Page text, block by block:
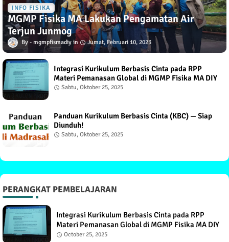
INFO FISIKA
MGMP Fisika MA Lakukan Pengamatan Air
Terjun Junmog
mgmpfismadiy Jumat, Februari 10, 2023
Integrasi Kurikulum Berbasis Cinta pada RPP
Materi Pemanasan Global di MGMP Fisika MA DIY
Sabtu, Oktober 25, 2025
Panduan Kurikulum Berbasis Cinta (KBC) — Siap
Diunduh!
Sabtu, Oktober 25, 2025
PERANGKAT PEMBELAJARAN
Integrasi Kurikulum Berbasis Cinta pada RPP
Materi Pemanasan Global di MGMP Fisika MA DIY
October 25, 2025